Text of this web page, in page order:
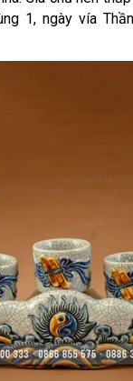
1, ngày vía